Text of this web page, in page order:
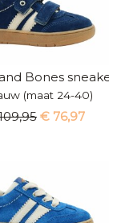
Bones sneakers
(maat 24-40)
€ 76,97